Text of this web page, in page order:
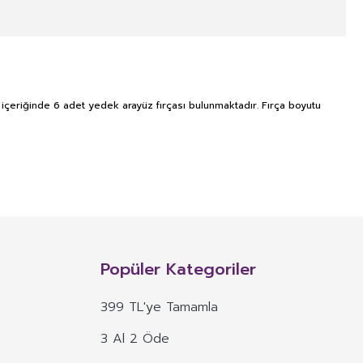
6 adet yedek arayüz fırçası bulunmaktadır. Fırça boyutu
maddelerin konsantre veya ekstraktlarının tek başına veya
dozu belirlenmiş ürünleri ifade eder.
böyle özelliklere atıfta bulunan ifadeler yer alamaz.
eden veya vurgulayan ifadeler yer alamaz.
Popüler Kategoriler
399 TL'ye Tamamla
3 Al 2 Öde